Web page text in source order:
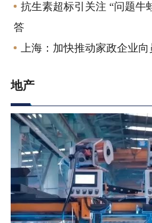
抗生素超标引关注 “问题牛
答
上海：加快推动家政企业向
地产